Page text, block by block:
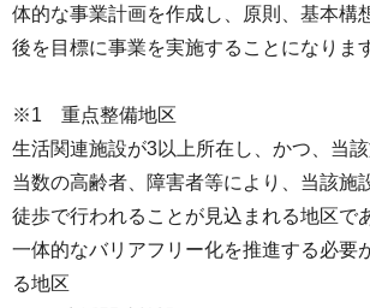
体的な事業計画を作成し、原則、基本構
後を目標に事業を実施することになりま
※1 重点整備地区
生活関連施設が3以上所在し、かつ、当
当数の高齢者、障害者等により、当該施
徒歩で行われることが見込まれる地区で
一体的なバリアフリー化を推進する必要
る地区